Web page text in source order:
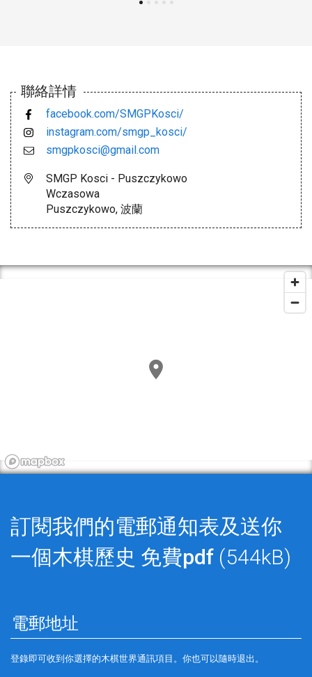
聯絡詳情
facebook.com/SMGPKosci/
instagram.com/smgp_kosci/
smgpkosci@gmail.com
SMGP Kosci - Puszczykowo
Wczasowa
Puszczykowo, 波蘭
訂閱我們的電郵通知表及送你
一個木棋歷史 免費pdf (544kB)
登錄即可收到你選擇的木棋世界通訊項目。你也可以隨時退出。